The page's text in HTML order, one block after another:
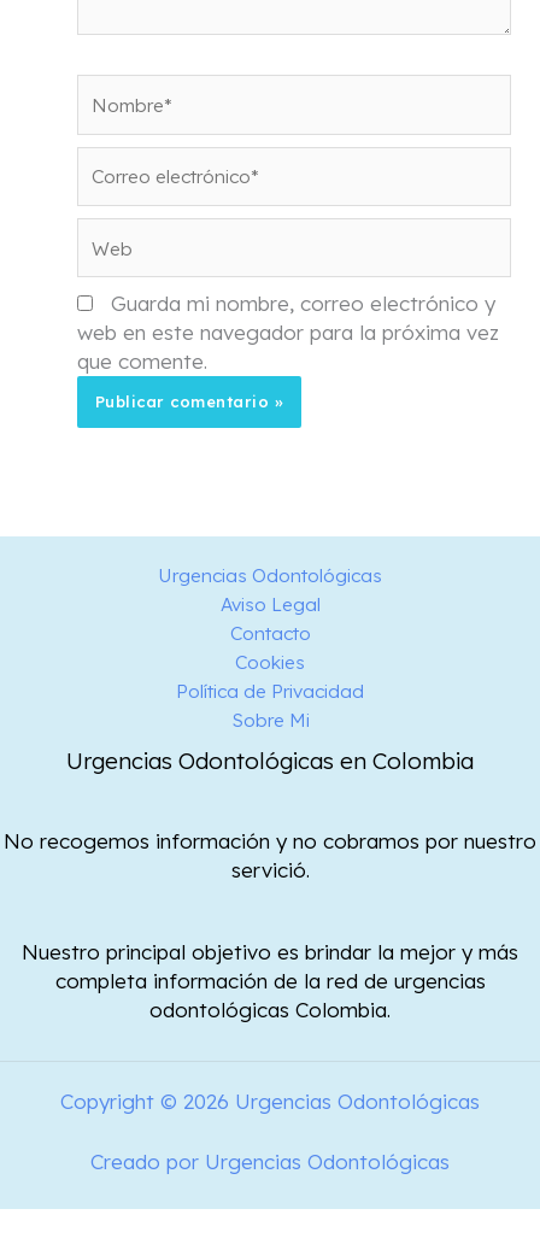
electrónico*
Guarda mi nombre, correo electrónico y
web en este navegador para la próxima vez
que comente.
Urgencias Odontológicas
Aviso Legal
Contacto
Cookies
Política de Privacidad
Sobre Mi
Urgencias Odontológicas en Colombia
No recogemos información y no cobramos por nuestro
servició.
Nuestro principal objetivo es brindar la mejor y más
completa información de la red de urgencias
odontológicas Colombia.
Copyright © 2026 Urgencias Odontológicas
Creado por Urgencias Odontológicas